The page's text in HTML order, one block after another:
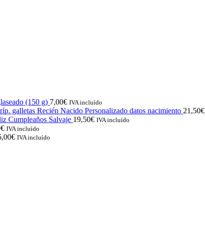
(150 g) 7,00€ IVA incluído
galletas Recién Nacido Personalizado datos nacimiento 21,50€
Cumpleaños Salvaje 19,50€ IVA incluído
€Rango
de
IVA incluído
€Rango
IVA incluído